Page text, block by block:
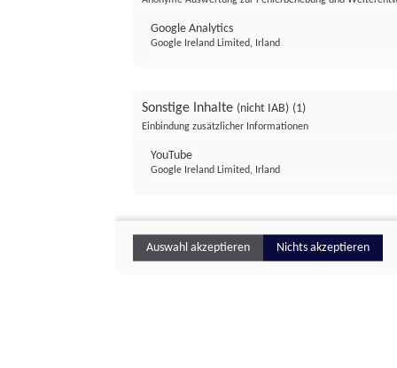
Google Analytics
Google Ireland Limited, Irland
Sonstige Inhalte (nicht IAB) (1)
Einbindung zusätzlicher Informationen
YouTube
Google Ireland Limited, Irland
Auswahl akzeptieren Nichts akzeptieren